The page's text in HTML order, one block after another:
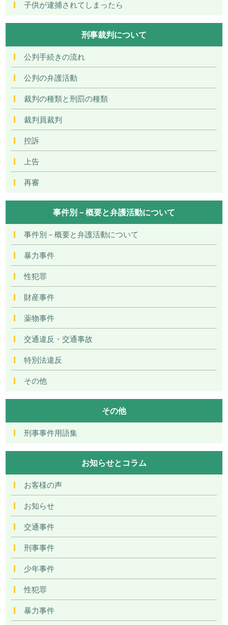
子供が逮捕されてしまったら
刑事裁判について
公判手続きの流れ
公判の弁護活動
裁判の種類と刑罰の種類
裁判員裁判
控訴
上告
再審
事件別－概要と弁護活動について
事件別－概要と弁護活動について
暴力事件
性犯罪
財産事件
薬物事件
交通違反・交通事故
特別法違反
その他
その他
刑事事件用語集
お知らせとコラム
お客様の声
お知らせ
交通事件
刑事事件
少年事件
性犯罪
暴力事件